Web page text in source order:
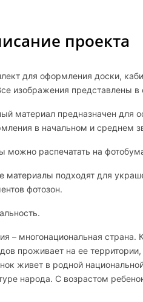
проекта
для оформления доски,
изображения представлены в
материал предназначен для
в начальном и среднем
можно распечатать на
материалы подходят для
фотозон.
– многонациональная
проживает на ее
живет в родной
народа. С возрастом